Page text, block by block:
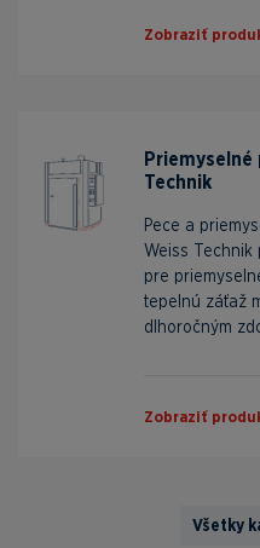
Zobraziť
Priemyselné
Technik
Pece a
Weiss
pre
tepelnú záťaž
dlhoročným
Zobraziť
Všetky